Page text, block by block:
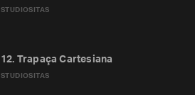
STUDIOSITAS
STUDIOSITAS
12. Trapaça Cartesiana